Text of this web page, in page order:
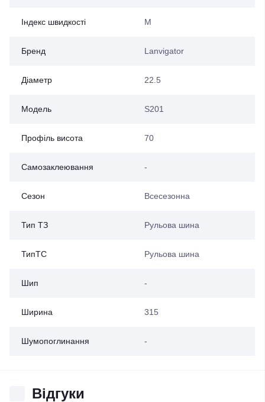
Індекс швидкості M
Бренд Lanvigator
Діаметр 22.5
Модель S201
Профіль висота 70
Самозаклеювання -
Сезон Всесезонна
Тип ТЗ Рульова шина
ТипТС Рульова шина
Шип -
Ширина 315
Шумопоглинання -
Відгуки